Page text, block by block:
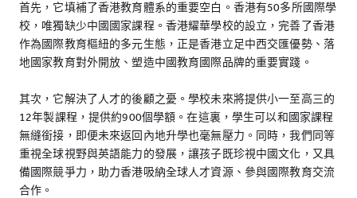
首先，它填補了香港教育體系的重要空白。香港有50多所國際學
校，唯獨缺少中國國家課程。香港耀華學校的設立，完善了香港
作為國際教育樞紐的多元生態，正是香港立足中西交匯優勢、落
地國家教育對外開放、塑造中國教育國際品牌的重要實踐。
其次，它解決了人才的後顧之憂。學校未來將提供小一至高三的
12年製課程，提供約900個學額。在這裏，學生可以和國家課程
無縫銜接，即便未來返回內地升學也毫無壓力。同時，我們同等
重視全球視野與英語能力的發展，讓孩子既珍視中國文化，又具
備國際競爭力，助力香港吸納全球人才資源、參與國際教育交流
合作。